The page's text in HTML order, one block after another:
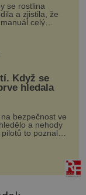
se rostlina
a zjistila, že
celý
Když se
hledala
bezpečnost ve
a nehody
to poznala
s trvalými
i ztrátou